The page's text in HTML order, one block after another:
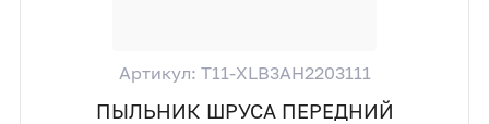
Артикул: T11-XLB3AH2203111
ПЫЛЬНИК ШРУСА ПЕРЕДНИЙ